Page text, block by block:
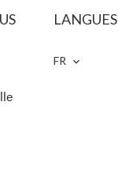
LANGUES
FR